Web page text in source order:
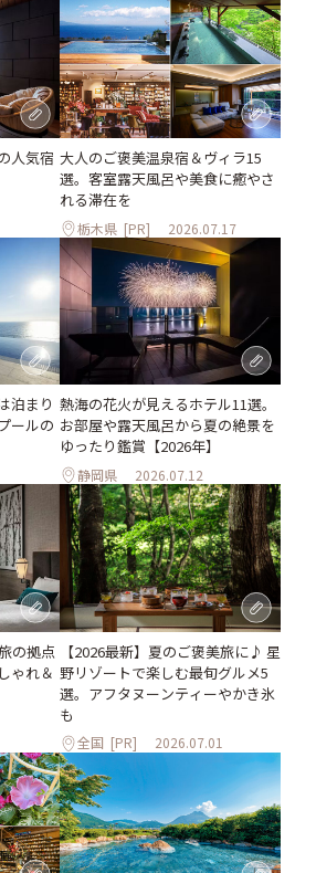
人気宿 大人のご褒美温泉宿＆ヴィラ15
選。客室露天風呂や美食に癒やさ
れる滞在を
栃木県 [PR] 2026.07.17
泊まり
ールの
熱海の花火が見えるホテル11選。
お部屋や露天風呂から夏の絶景を
ゆったり鑑賞【2026年】
静岡県 2026.07.12
の拠点
ゃれ＆
【2026最新】夏のご褒美旅に♪ 星
野リゾートで楽しむ最旬グルメ5
選。アフタヌーンティーやかき氷
も
全国 [PR] 2026.07.01